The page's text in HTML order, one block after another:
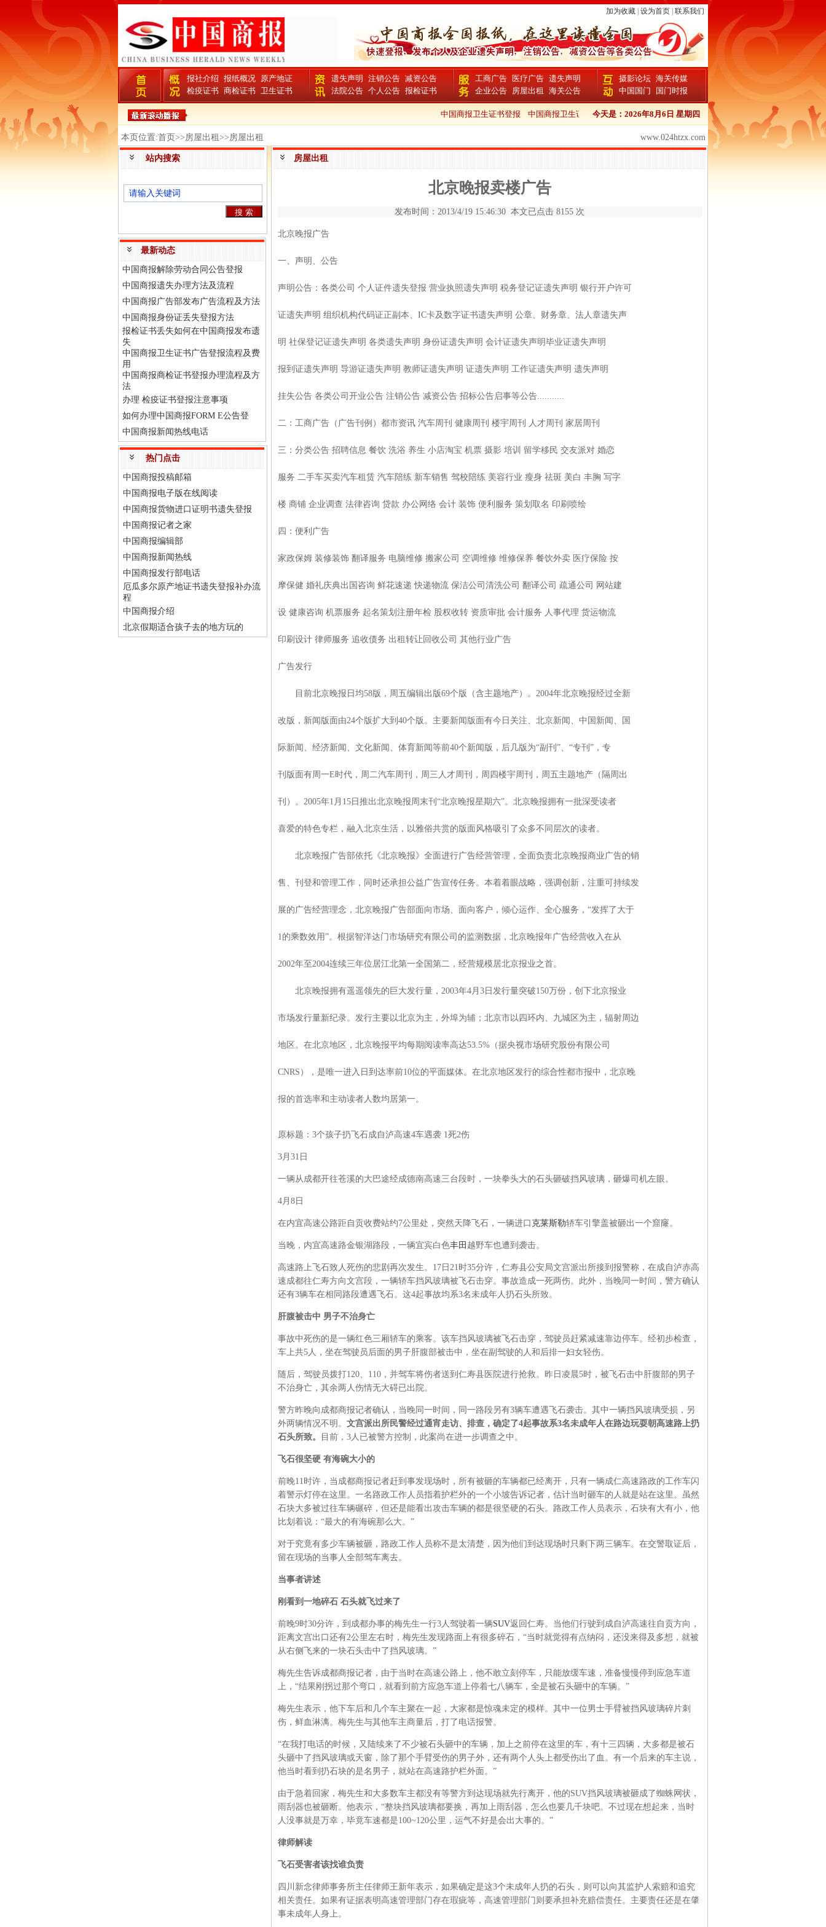
加为收藏 设为首页 联系我们
报社介绍 报纸概况 原产地证
检疫证书 商检证书 卫生证书
遗失声明 注销公告 减资公告
法院公告 个人公告 报检证书
工商广告 医疗广告 遗失声明
企业公告 房屋出租 海关公告
摄影论坛 海关传媒
中国国门
国门时报
中国商报卫生证书登报 中国商报卫生证书登报流程 中国商报报检证书登报 中国商报个人证件遗失登报 中国
今天是： 2026年8月6日 星期四
本页位置:首页>>房屋出租>>房屋出租 www.024htzx.com
站内搜索
最新动态
中国商报解除劳动合同公告登报
中国商报遗失办理方法及流程
中国商报广告部发布广告流程及方法
中国商报身份证丢失登报方法
报检证书丢失如何在中国商报发布遗
失
中国商报卫生证书广告登报流程及费
用
中国商报商检证书登报办理流程及方
法
办理 检疫证书登报注意事项
如何办理中国商报FORM E公告登
中国商报新闻热线电话
热门点击
中国商报投稿邮箱
中国商报电子版在线阅读
中国商报货物进口证明书遗失登报
中国商报记者之家
中国商报编辑部
中国商报新闻热线
中国商报发行部电话
厄瓜多尔原产地证书遗失登报补办流
程
中国商报介绍
北京假期适合孩子去的地方玩的
房屋出租
北京晚报卖楼广告
发布时间：2013/4/19 15:46:30 本文已点击 8155 次
北京晚报广告
一、声明、公告
声明公告：各类公司 个人证件遗失登报 营业执照遗失声明 税务登记证遗失声明 银行开户许可
证遗失声明 组织机构代码证正副本、IC卡及数字证书遗失声明 公章、财务章、法人章遗失声
明 社保登记证遗失声明 各类遗失声明 身份证遗失声明 会计证遗失声明毕业证遗失声明
报到证遗失声明 导游证遗失声明 教师证遗失声明 证遗失声明 工作证遗失声明 遗失声明
挂失公告 各类公司开业公告 注销公告 减资公告 招标公告启事等公告...........
二：工商广告（广告刊例）都市资讯 汽车周刊 健康周刊 楼宇周刊 人才周刊 家居周刊
三：分类公告 招聘信息 餐饮 洗浴 养生 小店淘宝 机票 摄影 培训 留学移民 交友派对 婚恋
服务 二手车买卖汽车租赁 汽车陪练 新车销售 驾校陪练 美容行业 瘦身 祛斑 美白 丰胸 写字
楼 商铺 企业调查 法律咨询 贷款 办公网络 会计 装饰 便利服务 策划取名 印刷喷绘
四：便利广告
家政保姆 装修装饰 翻译服务 电脑维修 搬家公司 空调维修 维修保养 餐饮外卖 医疗保险 按
摩保健 婚礼庆典出国咨询 鲜花速递 快递物流 保洁公司清洗公司 翻译公司 疏通公司 网站建
设 健康咨询 机票服务 起名策划注册年检 股权收转 资质审批 会计服务 人事代理 货运物流
印刷设计 律师服务 追收债务 出租转让回收公司 其他行业广告
广告发行
目前北京晚报日均58版，周五编辑出版69个版（含主题地产）。2004年北京晚报经过全新
改版，新闻版面由24个版扩大到40个版。主要新闻版面有今日关注、北京新闻、中国新闻、国
际新闻、经济新闻、文化新闻、体育新闻等前40个新闻版，后几版为“副刊”、“专刊”，专
刊版面有周一E时代，周二汽车周刊，周三人才周刊，周四楼宇周刊，周五主题地产（隔周出
刊）。2005年1月15日推出北京晚报周末刊“北京晚报星期六”。北京晚报拥有一批深受读者
喜爱的特色专栏，融入北京生活，以雅俗共赏的版面风格吸引了众多不同层次的读者。
北京晚报广告部依托《北京晚报》全面进行广告经营管理，全面负责北京晚报商业广告的销
售、刊登和管理工作，同时还承担公益广告宣传任务。本着着眼战略，强调创新，注重可持续发
展的广告经营理念，北京晚报广告部面向市场、面向客户，倾心运作、全心服务，“发挥了大于
1的乘数效用”。根据智洋达门市场研究有限公司的监测数据，北京晚报年广告经营收入在从
2002年至2004连续三年位居江北第一全国第二，经营规模居北京报业之首。
北京晚报拥有遥遥领先的巨大发行量，2003年4月3日发行量突破150万份，创下北京报业
市场发行量新纪录。发行主要以北京为主，外埠为辅；北京市以四环内、九城区为主，辐射周边
地区。在北京地区，北京晚报平均每期阅读率高达53.5%（据央视市场研究股份有限公司
CNRS），是唯一进入日到达率前10位的平面媒体。在北京地区发行的综合性都市报中，北京晚
报的首选率和主动读者人数均居第一。
原标题：3个孩子扔飞石成自泸高速4车遇袭 1死2伤
3月31日
一辆从成都开往苍溪的大巴途经成德南高速三台段时，一块拳头大的石头砸破挡风玻璃，砸爆司机左眼。
4月8日
在内宜高速公路距自贡收费站约7公里处，突然天降飞石，一辆进口 克莱斯勒轿车引擎盖被砸出一个窟窿。
当晚，内宜高速路金银湖路段，一辆宜宾白色丰田 越野车也遭到袭击。
高速路上飞石致人死伤的悲剧再次发生。17日21时35分许，仁寿县公安局文宫派出所接到报警称，在成自泸赤高
速成都往仁寿方向文宫段，一辆轿车挡风玻璃被飞石击穿。事故造成一死两伤。此外，当晚同一时间，警方确认
还有3辆车在相同路段遭遇飞石。这4起事故均系3名未成年人扔石头所致。
肝腹被击中 男子不治身亡
事故中死伤的是一辆红色三厢轿车的乘客。该车挡风玻璃被飞石击穿，驾驶员赶紧减速靠边停车。经初步检查，
车上共5人，坐在驾驶员后面的男子肝腹部被击中，坐在副驾驶的人和后排一妇女轻伤。
随后，驾驶员拨打120、110，并驾车将伤者送到仁寿县医院进行抢救。昨日凌晨5时，被飞石击中肝腹部的男子
不治身亡，其余两人伤情无大碍已出院。
警方昨晚向成都商报记者确认，当晚同一时间，同一路段另有3辆车遭遇飞石袭击。其中一辆挡风玻璃受损，另
外两辆情况不明。 文宫派出所民警经过通宵走访、排查，确定了4起事故系3名未成年人在路边玩耍朝高速路上扔
石头所致。
目前，3人已被警方控制，此案尚在进一步调查之中。
飞石很坚硬 有海碗大小的
前晚11时许，当成都商报记者赶到事发现场时，所有被砸的车辆都已经离开，只有一辆成仁高速路政的工作车闪
着警示灯停在这里。一名路政工作人员指着护栏外的一个小坡告诉记者，估计当时砸车的人就是站在这里。虽然
石块大多被过往车辆碾碎，但还是能看出攻击车辆的都是很坚硬的石头。路政工作人员表示，石块有大有小，他
比划着说：“最大的有海碗那么大。”
对于究竟有多少车辆被砸，路政工作人员称不是太清楚，因为他们到达现场时只剩下两三辆车。在交警取证后，
留在现场的当事人全部驾车离去。
当事者讲述
刚看到一地碎石 石头就飞过来了
前晚9时30分许，到成都办事的梅先生一行3人驾驶着一辆SUV返回仁寿。当他们行驶到成自泸高速往自贡方向，
距离文宫出口还有2公里左右时，梅先生发现路面上有很多碎石，“当时就觉得有点纳闷，还没来得及多想，就被
从右侧飞来的一块石头击中了挡风玻璃。”
梅先生告诉成都商报记者，由于当时在高速公路上，他不敢立刻停车，只能放缓车速，准备慢慢停到应急车道
上，“结果刚拐过那个弯口，就看到前方应急车道上停着七八辆车，全是被石头砸中的车辆。”
梅先生表示，他下车后和几个车主聚在一起，大家都是惊魂未定的模样。其中一位男士手臂被挡风玻璃碎片刺
伤，鲜血淋漓。梅先生与其他车主商量后，打了电话报警。
“在我打电话的时候，又陆续来了不少被石头砸中的车辆，加上之前停在这里的车，有十三四辆，大多都是被石
头砸中了挡风玻璃或天窗，除了那个手臂受伤的男子外，还有两个人头上都受伤出了血。有一个后来的车主说，
他当时看到扔石块的是名男子，就站在高速路护栏外面。”
由于急着回家，梅先生和大多数车主都没有等警方到达现场就先行离开，他的SUV挡风玻璃被砸成了蜘蛛网状，
雨刮器也被砸断。他表示，“整块挡风玻璃都要换，再加上雨刮器，怎么也要几千块吧。不过现在想起来，当时
人没事就是万幸，毕竟车速都是100~120公里，运气不好是会出大事的。”
律师解读
飞石受害者该找谁负责
四川新念律师事务所主任律师王新年表示，如果确定是这3个未成年人扔的石头，则可以向其监护人索赔和追究
相关责任。如果有证据表明高速管理部门存在瑕疵等，高速管理部门则要承担补充赔偿责任。主要责任还是在肇
事未成年人身上。